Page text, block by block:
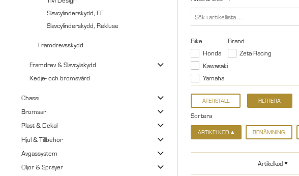
Slavcylinderskydd, EE
Slavcylinderskydd, Rekluse
Framdrevsskydd
Framdrev & Slavcylskydd
Kedje- och bromsvård
Chassi
Bromsar
Plast & Dekal
Hjul & Tillbehör
Avgassystem
Oljor & Sprayer
Bike
Honda
Kawasaki
Yamaha
Brand
Zeta Racing
Sortera
ARTIKELKOD BENÄMNING
Artikelkod